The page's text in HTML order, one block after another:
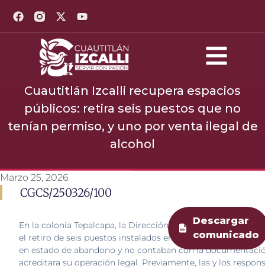
Cuautitlán Izcalli recupera espacios
públicos: retira seis puestos que no
tenían permiso, y uno por venta ilegal de
alcohol
Marzo 25, 2026
CGCS/250326/100
En la colonia Tepalcapa, la Dirección de Desarrollo
el retiro de seis puestos instalados en la vía pública que se
en estado de abandono y no contaban con la
acreditara su operación legal. Previamente, las y los
Descargar
comunicado